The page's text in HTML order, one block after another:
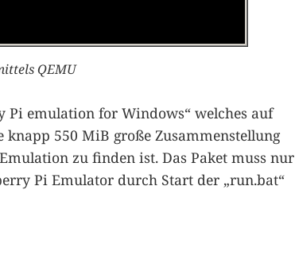
QEMU
Pi emulation for Windows“ welches auf
knapp 550 MiB große Zusammenstellung
zu finden ist. Das Paket muss nur
Pi Emulator durch Start der „run.bat“